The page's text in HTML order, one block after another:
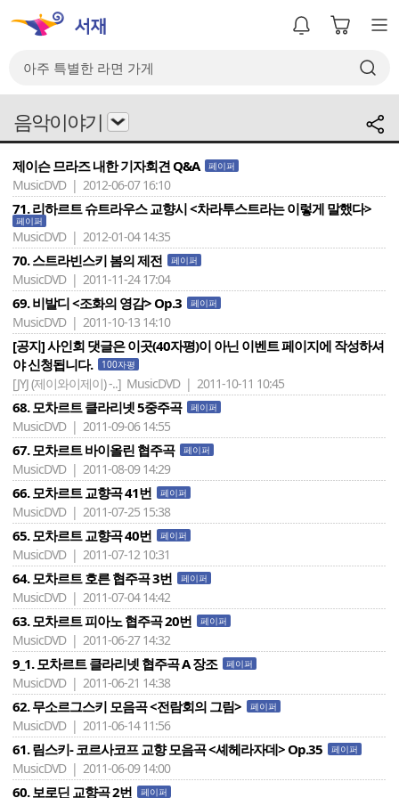
음악이야기
제이슨 므라즈 내한 기자회견 Q&A 페이퍼
MusicDVD | 2012-06-07 16:10
71. 리하르트 슈트라우스 교향시 <차라투스트라는 이렇게 말했다>
페이퍼
MusicDVD | 2012-01-04 14:35
70. 스트라빈스키 봄의 제전 페이퍼
MusicDVD | 2011-11-24 17:04
69. 비발디 <조화의 영감> Op.3 페이퍼
MusicDVD | 2011-10-13 14:10
[공지] 사인회 댓글은 이곳(40자평)이 아닌 이벤트 페이지에 작성하셔
야 신청됩니다.
100자평
[JYJ (제이와이제이) -..] MusicDVD | 2011-10-11 10:45
68. 모차르트 클라리넷 5중주곡 페이퍼
MusicDVD | 2011-09-06 14:55
67. 모차르트 바이올린 협주곡 페이퍼
MusicDVD | 2011-08-09 14:29
66. 모차르트 교향곡 41번 페이퍼
MusicDVD | 2011-07-25 15:38
65. 모차르트 교향곡 40번 페이퍼
MusicDVD | 2011-07-12 10:31
64. 모차르트 호른 협주곡 3번 페이퍼
MusicDVD | 2011-07-04 14:42
63. 모차르트 피아노 협주곡 20번 페이퍼
MusicDVD | 2011-06-27 14:32
9_1. 모차르트 클라리넷 협주곡 A 장조 페이퍼
MusicDVD | 2011-06-21 14:38
62. 무소르그스키 모음곡 <전람회의 그림> 페이퍼
MusicDVD | 2011-06-14 11:56
61. 림스키- 코르사코프 교향 모음곡 <셰헤라자데> Op.35 페이퍼
MusicDVD | 2011-06-09 14:00
60. 보로딘 교향곡 2번 페이퍼